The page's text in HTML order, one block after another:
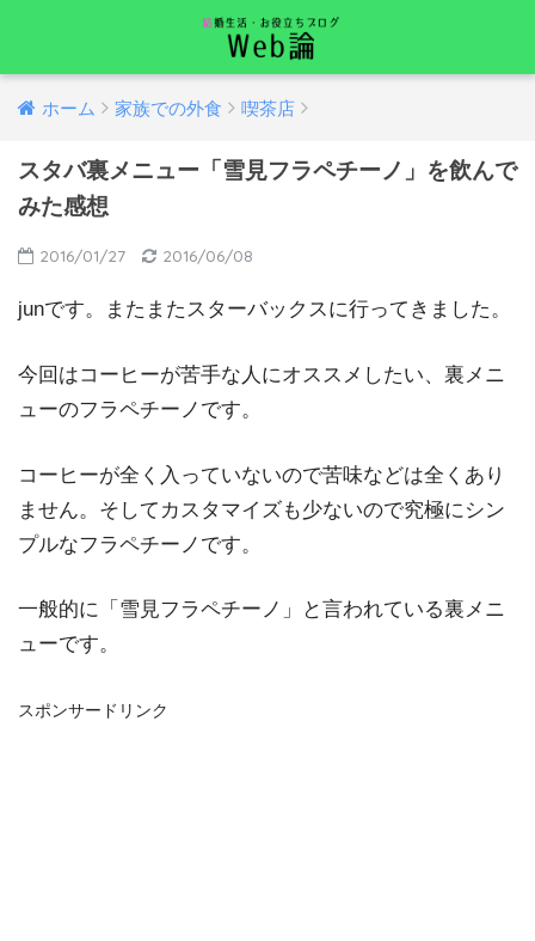
ホーム 家族での外食 喫茶店
スタバ裏メニュー「雪見フラペチーノ」を飲んで
みた感想
2016/01/27 2016/06/08
junです。またまたスターバックスに行ってきました。
今回はコーヒーが苦手な人にオススメしたい、裏メニ
ューのフラペチーノです。
コーヒーが全く入っていないので苦味などは全くあり
ません。そしてカスタマイズも少ないので究極にシン
プルなフラペチーノです。
一般的に「雪見フラペチーノ」と言われている裏メニ
ューです。
スポンサードリンク